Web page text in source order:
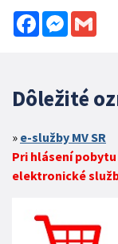
FacebookMessenger
Dôležité
e-služby MV SR
Pri hlásení
elektronické